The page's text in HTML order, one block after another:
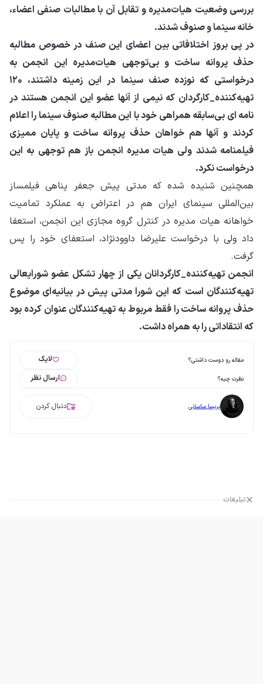
بررسی وضعیت هیات‌مدیره و تقابل آن با مطالبات صنفی اعضاء،
خانه سینما و صنوف شدند.
در پی بروز اختلافاتی بین اعضای این صنف در خصوص مطالبه
حذف پروانه ساخت و بی‌توجهی هیات‌مدیره این انجمن به
درخواستی که نوزده صنف سینما در این زمینه داشتند، ۱۲۰
تهیه‌کننده_کارگردان که نیمی از آنها عضو این انجمن هستند در
نامه ای بی‌سابقه همراهی خود با این مطالبه صنوف سینما را اعلام
کردند و آنها هم خواهان حذف پروانه ساخت و پایان ممیزی
فیلمنامه شدند ولی هیات مدیره انجمن باز هم توجهی به این
درخواست نکرد.
همچنین شنیده شده که مدتی پیش جعفر پناهی فیلمساز
بین‌المللی سینمای ایران هم در اعتراض به عملکرد تمامیت
خواهانه هیات مدیره در کنترل گروه مجازی این انجمن، استعفا
داد ولی با درخواست علیرضا داوودنژاد، استعفای خود را پس
گرفت.
انجمن تهیه‌کننده_کارگردانان یکی از چهار تشکل عضو شورایعالی
تهیه‌کنندگان است که این شورا مدتی پیش در بیانیه‌ای موضوع
حذف پروانه ساخت را فقط مربوط به تهیه‌کنندگان عنوان کرده بود
که انتقاداتی را به همراه داشت.
مقاله رو دوست داشتی؟ لایک
نظرت چیه؟ ارسال نظر
پریسا ساسانی دنبال کردن
تبلیغات